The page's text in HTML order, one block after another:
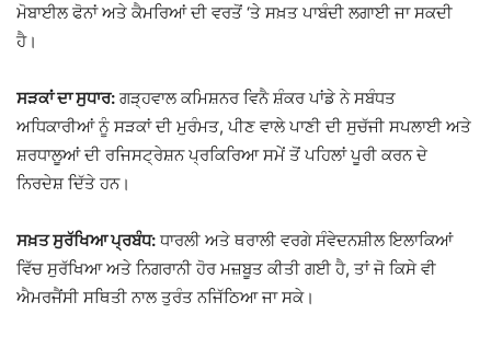
ਮੋਬਾਈਲ ਫੋਨਾਂ ਅਤੇ ਕੈਮਰਿਆਂ ਦੀ ਵਰਤੋਂ ‘ਤੇ ਸਖ਼ਤ ਪਾਬੰਦੀ ਲਗਾਈ ਜਾ ਸਕਦੀ
ਹੈ।
ਸੜਕਾਂ ਦਾ ਸੁਧਾਰ: ਗੜ੍ਹਵਾਲ ਕਮਿਸ਼ਨਰ ਵਿਨੈ ਸ਼ੰਕਰ ਪਾਂਡੇ ਨੇ ਸਬੰਧਤ
ਅਧਿਕਾਰੀਆਂ ਨੂੰ ਸੜਕਾਂ ਦੀ ਮੁਰੰਮਤ, ਪੀਣ ਵਾਲੇ ਪਾਣੀ ਦੀ ਸੁਚੱਜੀ ਸਪਲਾਈ ਅਤੇ
ਸ਼ਰਧਾਲੂਆਂ ਦੀ ਰਜਿਸਟ੍ਰੇਸ਼ਨ ਪ੍ਰਕਿਰਿਆ ਸਮੇਂ ਤੋਂ ਪਹਿਲਾਂ ਪੂਰੀ ਕਰਨ ਦੇ
ਨਿਰਦੇਸ਼ ਦਿੱਤੇ ਹਨ।
ਸਖ਼ਤ ਸੁਰੱਖਿਆ ਪ੍ਰਬੰਧ: ਧਾਰਲੀ ਅਤੇ ਥਰਾਲੀ ਵਰਗੇ ਸੰਵੇਦਨਸ਼ੀਲ ਇਲਾਕਿਆਂ
ਵਿੱਚ ਸੁਰੱਖਿਆ ਅਤੇ ਨਿਗਰਾਨੀ ਹੋਰ ਮਜ਼ਬੂਤ ਕੀਤੀ ਗਈ ਹੈ, ਤਾਂ ਜੋ ਕਿਸੇ ਵੀ
ਐਮਰਜੈਂਸੀ ਸਥਿਤੀ ਨਾਲ ਤੁਰੰਤ ਨਜਿੱਠਿਆ ਜਾ ਸਕੇ।